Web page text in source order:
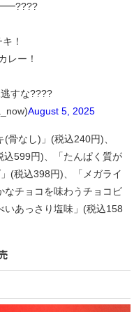
！
レー！
すな????
August 5, 2025
なし)」(税込240円)、
込599円)、「たんぱく質が
(税込398円)、「メガライ
なチョコを味わうチョコビ
いあっさり塩味」(税込158